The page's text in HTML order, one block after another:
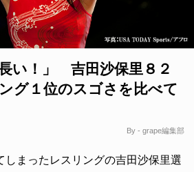
長い！」 吉田沙保里８２
グ１位のスゴさを比べて
By - grape編集部
しまったレスリングの吉田沙保里選